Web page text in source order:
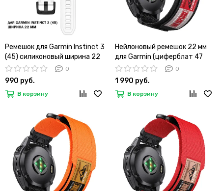
Ремешок для Garmin Instinct 3
(45) силиконовый ширина 22
мм оригинальное крепление
(Белый)
0
990 руб.
В корзину
Нейлоновый ремешок 22 мм
для Garmin (циферблат 47
мм) QuickFit на липучке
(Черный)
0
1 990 руб.
В корзину